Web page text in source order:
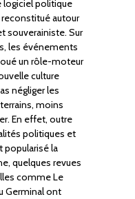
logiciel politique
reconstitué autour
souverainiste. Sur
les événements
un rôle-moteur
culture
négliger les
moins
En effet, outre
politiques et
popularisé la
quelques revues
comme Le
Germinal ont